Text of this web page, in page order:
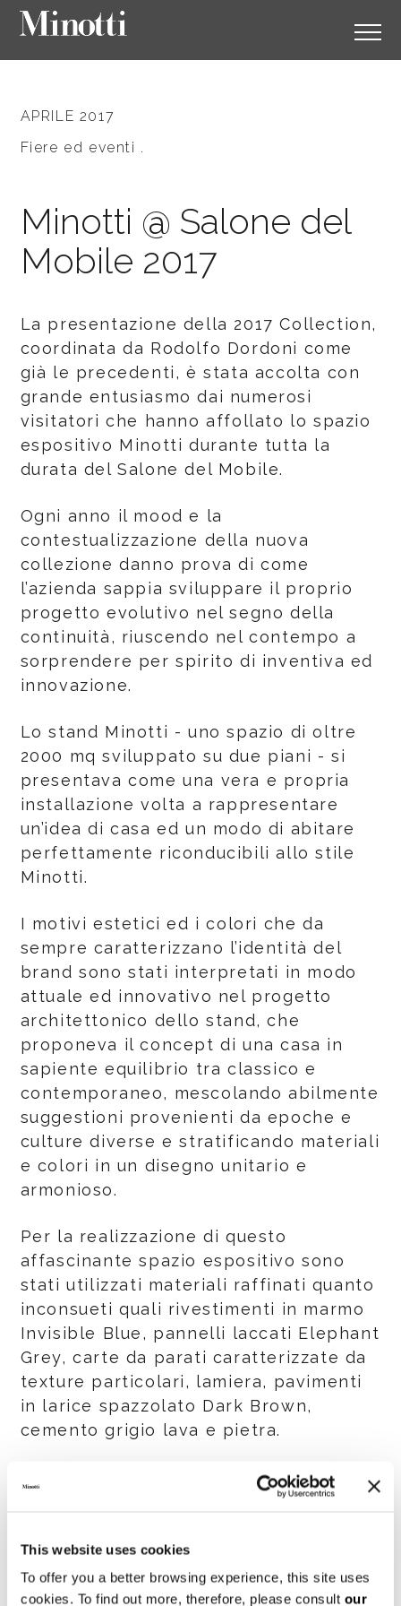
This website uses cookies
To offer you a better browsing experience, this site uses
cookies. To find out more, therefore, please consult our
APRILE 2017
Fiere ed eventi .
Minotti @ Salone del
Mobile 2017
La presentazione della 2017 Collection,
coordinata da Rodolfo Dordoni come
già le precedenti, è stata accolta con
grande entusiasmo dai numerosi
visitatori che hanno affollato lo spazio
espositivo Minotti durante tutta la
durata del Salone del Mobile.
Ogni anno il mood e la
contestualizzazione della nuova
collezione danno prova di come
l’azienda sappia sviluppare il proprio
progetto evolutivo nel segno della
continuità, riuscendo nel contempo a
sorprendere per spirito di inventiva ed
innovazione.
Lo stand Minotti - uno spazio di oltre
2000 mq sviluppato su due piani - si
presentava come una vera e propria
installazione volta a rappresentare
un’idea di casa ed un modo di abitare
perfettamente riconducibili allo stile
Minotti.
I motivi estetici ed i colori che da
sempre caratterizzano l’identità del
brand sono stati interpretati in modo
attuale ed innovativo nel progetto
architettonico dello stand, che
proponeva il concept di una casa in
sapiente equilibrio tra classico e
contemporaneo, mescolando abilmente
suggestioni provenienti da epoche e
culture diverse e stratificando materiali
e colori in un disegno unitario e
armonioso.
Per la realizzazione di questo
affascinante spazio espositivo sono
stati utilizzati materiali raffinati quanto
inconsueti quali rivestimenti in marmo
Invisible Blue, pannelli laccati Elephant
Grey, carte da parati caratterizzate da
texture particolari, lamiera, pavimenti
in larice spazzolato Dark Brown,
cemento grigio lava e pietra.
Le sfumature del grigio e del marrone
unite a nuances più naturali con
giallo – hanno contribuito a conferire
carattere e vigore al progetto.